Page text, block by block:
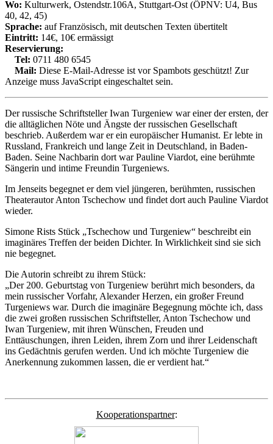
Wo: Kulturwerk, Ostendstr.106A, Stuttgart-Ost (ÖPNV: U4, Bus
40, 42, 45)
Sprache: auf Französisch, mit deutschen Texten übertitelt
Eintritt: 14€, 10€ ermässigt
Reservierung:
Tel: 0711 480 6545
Mail: Diese E-Mail-Adresse ist vor Spambots geschützt! Zur
Anzeige muss JavaScript eingeschaltet sein.
Der russische Schriftsteller Iwan Turgeniew war einer der ersten, der
die alltäglichen Nöte und Ängste der russischen Gesellschaft
beschrieb. Außerdem war er ein europäischer Humanist. Er lebte in
Russland, Frankreich und lange Zeit in Deutschland, in Baden-
Baden. Seine Nachbarin dort war Pauline Viardot, eine berühmte
Sängerin und intime Freundin Turgeniews.
Im Jenseits begegnet er dem viel jüngeren, berühmten, russischen
Theaterautor Anton Tschechow und findet dort auch Pauline Viardot
wieder.
Simone Rists Stück „Tschechow und Turgeniew“ beschreibt ein
imaginäres Treffen der beiden Dichter. In Wirklichkeit sind sie sich
nie begegnet.
Die Autorin schreibt zu ihrem Stück:
„Der 200. Geburtstag von Turgeniew berührt mich besonders, da
mein russischer Vorfahr, Alexander Herzen, ein großer Freund
Turgeniews war. Durch die imaginäre Begegnung möchte ich, dass
die zwei großen russischen Schriftsteller, Anton Tschechow und
Iwan Turgeniew, mit ihren Wünschen, Freuden und
Enttäuschungen, ihren Leiden, ihrem Zorn und ihrer Leidenschaft
ins Gedächtnis gerufen werden. Und ich möchte Turgeniew die
Anerkennung zukommen lassen, die er verdient hat.“
Kooperationspartner: